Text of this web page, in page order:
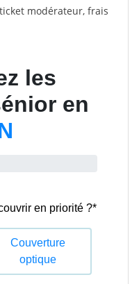
modérateur, frais